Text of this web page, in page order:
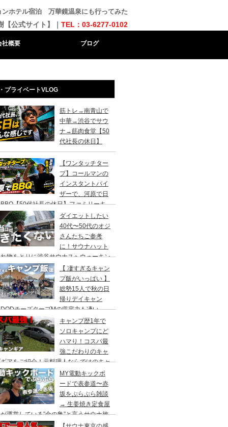
ホテル宿泊 万華鏡温泉にも行ってみた
公式サイト】｜ TEL：03-6277-0102
社概要 ブログ
プライベートVLOG
筋トレ→南青山で
中華→渋谷でサウ
ナ→筋肉食堂【50
代社長の休日】
【ワンタッチター
プ】コールマンの
インスタントバイ
ザーで、河原で日
【50代社長の休日】ファミリーキ
初心者さんは、まずこのスタイルでデ
ンプがおすすめです。
ダイエットしたい
40代〜50代のオジ
さんたちご参考
に！サウナハット
物をとりに渋谷サウナスへウォーキン
ンチはカレー食べに六本木のCoCo壱
【 凄すぎるキャン
プ飯がいっぱい 】
総勢15人で秋の日
帰りデイキャン
チーズタープMの収容力も凄い。
キャンプ場”秋川橋河川公園バーベキ
ンド”
キャンプ歴1年で
ソロキャンプにど
ハマり！コスパ最
強こだわりのキャ
アをご紹介！元料理人ならではのキャ
も堪能。今回は、千葉県一番星キャン
雨キャンプでソログルキャンプ。
MY電動キックボ
ードで表参道〜赤
坂をぷらぷら雑談
→ 生姜焼き定食屋
運営している”金の亀”と言うサウナ施
ってきました。